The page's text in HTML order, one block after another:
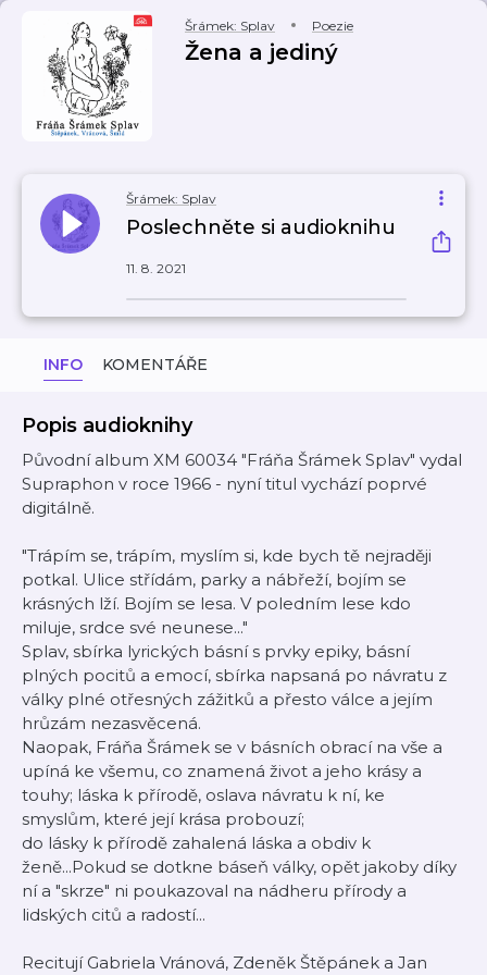
Šrámek: Splav Poezie
Žena a jediný
Šrámek: Splav
Poslechněte si audioknihu
11. 8. 2021
INFO KOMENTÁŘE
Popis audioknihy
Původní album XM 60034 "Fráňa Šrámek Splav" vydal
Supraphon v roce 1966 - nyní titul vychází poprvé
digitálně.
"Trápím se, trápím, myslím si, kde bych tě nejraději
potkal. Ulice střídám, parky a nábřeží, bojím se
krásných lží. Bojím se lesa. V poledním lese kdo
miluje, srdce své neunese..."
Splav, sbírka lyrických básní s prvky epiky, básní
plných pocitů a emocí, sbírka napsaná po návratu z
války plné otřesných zážitků a přesto válce a jejím
hrůzám nezasvěcená.
Naopak, Fráňa Šrámek se v básních obrací na vše a
upíná ke všemu, co znamená život a jeho krásy a
touhy; láska k přírodě, oslava návratu k ní, ke
smyslům, které její krása probouzí;
do lásky k přírodě zahalená láska a obdiv k
ženě...Pokud se dotkne báseň války, opět jakoby díky
ní a "skrze" ni poukazoval na nádheru přírody a
lidských citů a radostí...
Recitují Gabriela Vránová, Zdeněk Štěpánek a Jan